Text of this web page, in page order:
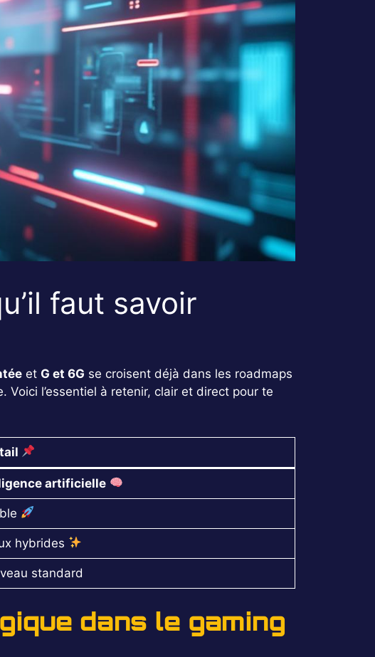
faut savoir
et G et 6G se croisent déjà dans les roadmaps
l’essentiel à retenir, clair et direct pour te
artificielle
hybrides
standard
dans le gaming